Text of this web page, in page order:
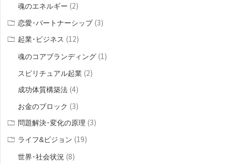
魂のエネルギー (2)
恋愛･パートナーシップ(3)
起業･ビジネス (12)
魂のコアブランディング (1)
スピリチュアル起業 (2)
成功体質構築法 (4)
お金のブロック (3)
問題解決･変化の原理 (3)
ライフ&ビジョン (19)
世界･社会状況 (8)